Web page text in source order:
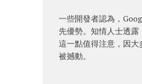
一些開發者認為，
先優勢。知情人士透
這一點值得注意，因
被撼動。